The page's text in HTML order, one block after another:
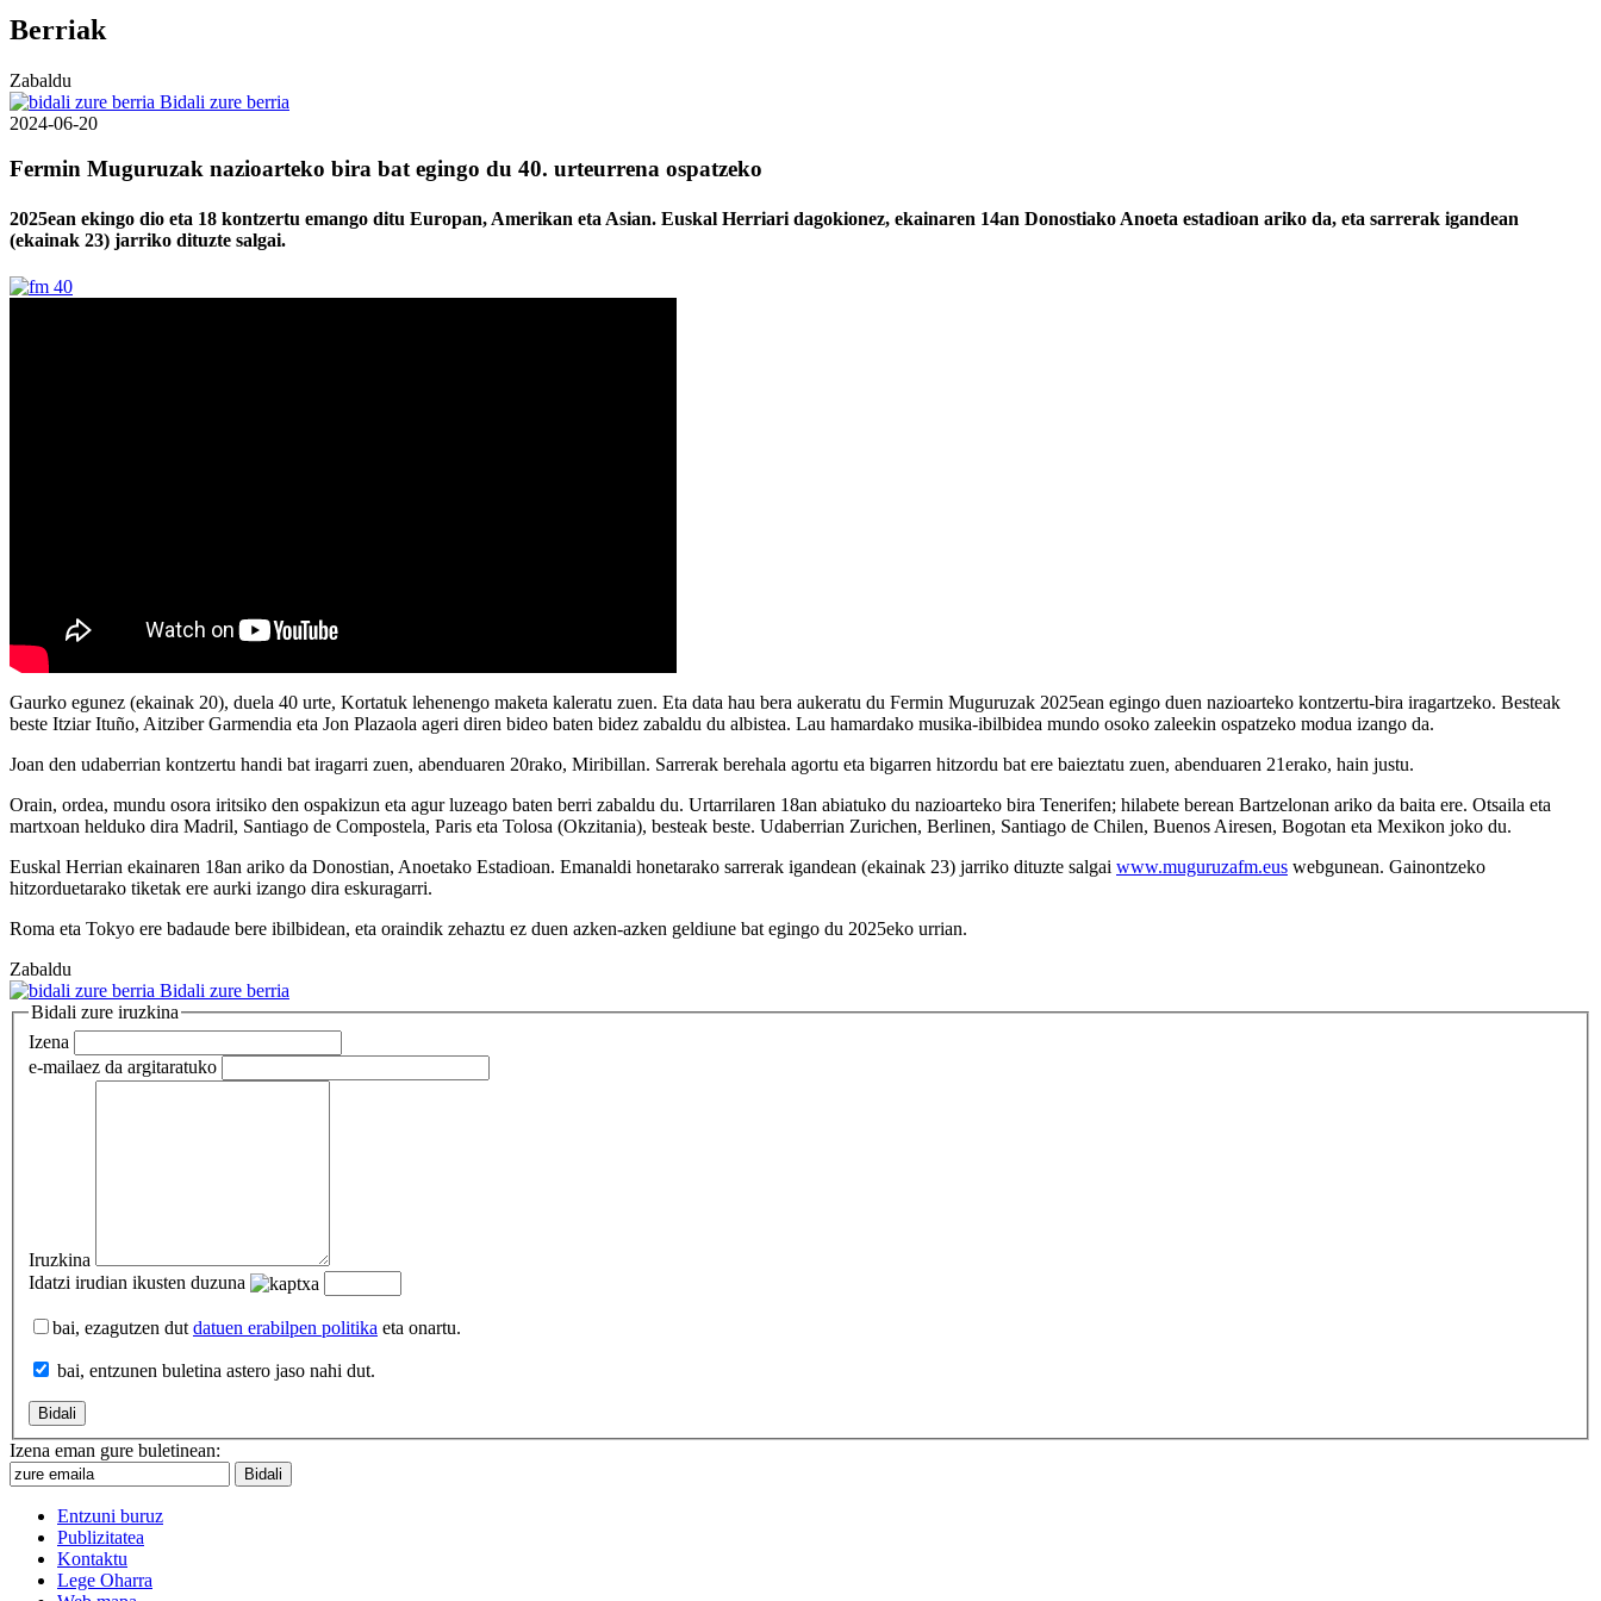
Berriak
Zabaldu
Bidali zure berria
2024-06-20
Fermin Muguruzak nazioarteko bira bat egingo du 40. urteurrena ospatzeko
2025ean ekingo dio eta 18 kontzertu emango ditu Europan, Amerikan eta Asian. Euskal Herriari dagokionez, ekainaren 14an Donostiako Anoeta estadioan ariko da, eta sarrerak igandean
(ekainak 23) jarriko dituzte salgai.
Gaurko egunez (ekainak 20), duela 40 urte, Kortatuk lehenengo maketa kaleratu zuen. Eta data hau bera aukeratu du Fermin Muguruzak 2025ean egingo duen nazioarteko kontzertu-bira iragartzeko. Besteak
beste Itziar Ituño, Aitziber Garmendia eta Jon Plazaola ageri diren bideo baten bidez zabaldu du albistea. Lau hamardako musika-ibilbidea mundo osoko zaleekin ospatzeko modua izango da.
Joan den udaberrian kontzertu handi bat iragarri zuen, abenduaren 20rako, Miribillan. Sarrerak berehala agortu eta bigarren hitzordu bat ere baieztatu zuen, abenduaren 21erako, hain justu.
Orain, ordea, mundu osora iritsiko den ospakizun eta agur luzeago baten berri zabaldu du. Urtarrilaren 18an abiatuko du nazioarteko bira Tenerifen; hilabete berean Bartzelonan ariko da baita ere. Otsaila eta
martxoan helduko dira Madril, Santiago de Compostela, Paris eta Tolosa (Okzitania), besteak beste. Udaberrian Zurichen, Berlinen, Santiago de Chilen, Buenos Airesen, Bogotan eta Mexikon joko du.
Euskal Herrian ekainaren 18an ariko da Donostian, Anoetako Estadioan. Emanaldi honetarako sarrerak igandean (ekainak 23) jarriko dituzte salgai www.muguruzafm.eus webgunean. Gainontzeko
hitzorduetarako tiketak ere aurki izango dira eskuragarri.
Roma eta Tokyo ere badaude bere ibilbidean, eta oraindik zehaztu ez duen azken-azken geldiune bat egingo du 2025eko urrian.
Zabaldu
Bidali zure berria
Bidali zure iruzkina
Izena
e-mailaez da argitaratuko
Iruzkina
Idatzi irudian ikusten duzuna
bai, ezagutzen dut datuen erabilpen politika eta onartu.
bai, entzunen buletina astero jaso nahi dut.
Izena eman gure buletinean:
Entzuni buruz
Publizitatea
Kontaktu
Lege Oharra